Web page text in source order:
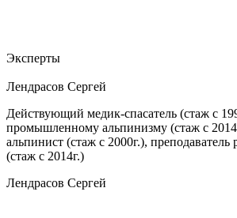
Эксперты
Лендрасов Сергей
Действующий медик-спасатель (стаж с
промышленному альпинизму (стаж с
альпинист (стаж с 2000г.), преподаватель
(стаж с 2014г.)
Лендрасов Сергей